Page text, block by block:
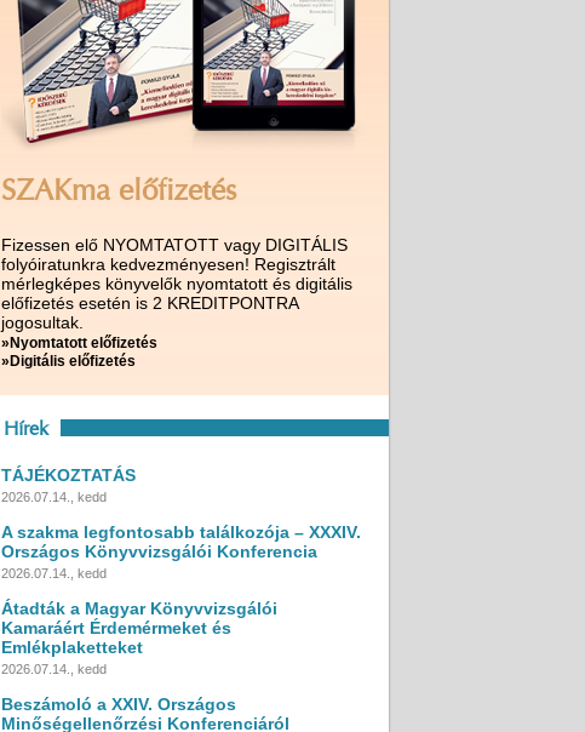
SZAKma előfizetés
Fizessen elő NYOMTATOTT vagy DIGITÁLIS
folyóiratunkra kedvezményesen! Regisztrált
mérlegképes könyvelők nyomtatott és digitális
előfizetés esetén is 2 KREDITPONTRA
jogosultak.
»Nyomtatott előfizetés
»Digitális előfizetés
Hírek
TÁJÉKOZTATÁS
2026.07.14., kedd
A szakma legfontosabb találkozója – XXXIV.
Országos Könyvvizsgálói Konferencia
2026.07.14., kedd
Átadták a Magyar Könyvvizsgálói
Kamaráért Érdemérmeket és
Emlékplaketteket
2026.07.14., kedd
Beszámoló a XXIV. Országos
Minőségellenőrzési Konferenciáról